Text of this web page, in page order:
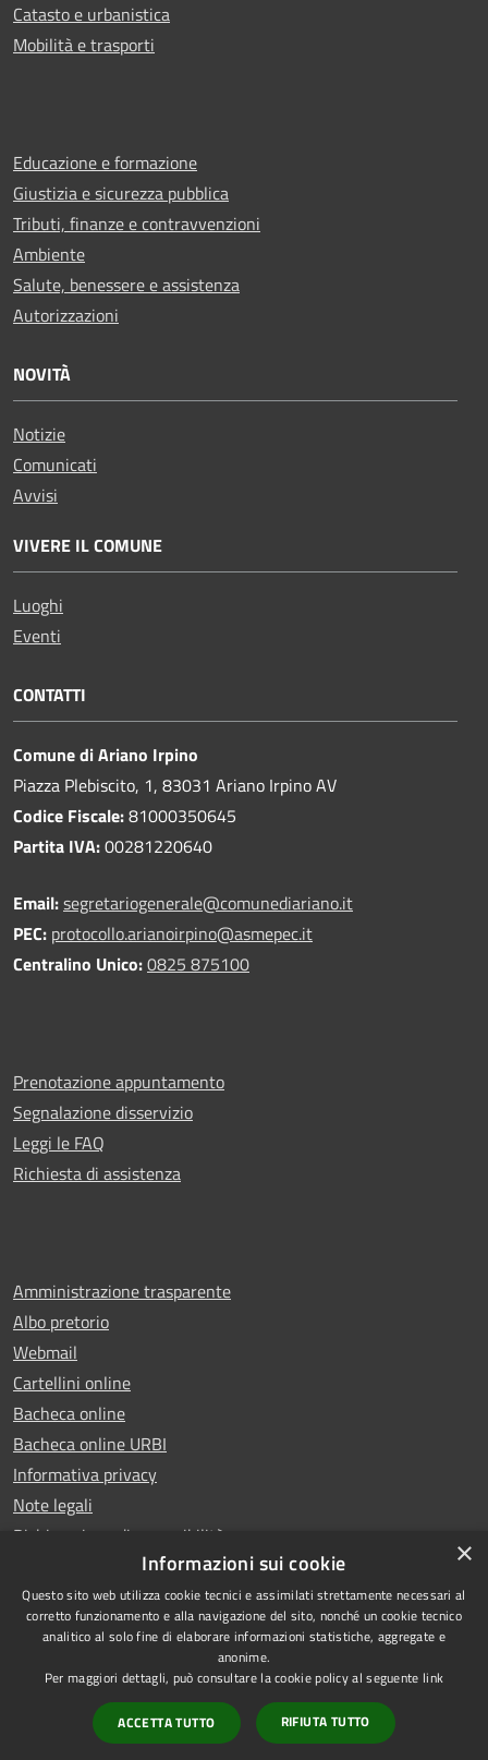
Catasto e urbanistica
Mobilità e trasporti
Educazione e formazione
Giustizia e sicurezza pubblica
Tributi, finanze e contravvenzioni
Ambiente
Salute, benessere e assistenza
Autorizzazioni
NOVITÀ
Notizie
Comunicati
Avvisi
VIVERE IL COMUNE
Luoghi
Eventi
CONTATTI
Comune di Ariano Irpino
Piazza Plebiscito, 1, 83031 Ariano Irpino AV
Codice Fiscale:81000350645
Partita IVA:00281220640
Email:segretariogenerale@comunediariano.it
PEC: protocollo.arianoirpino@asmepec.it
Centralino Unico:0825 875100
Prenotazione appuntamento
Segnalazione disservizio
Leggi le FAQ
Richiesta di assistenza
Amministrazione trasparente
Albo pretorio
Webmail
Cartellini online
Bacheca online
Bacheca online URBI
Informativa privacy
Note legali
Dichiarazione di accessibilità
RSS
Accessibilità
Copyright © 2025 Comune di
Ariano Irpino
Powered byMunicipium
Accesso redazione
×
Informazioni sui cookie
Questo sito web utilizza cookie tecnici e assimilati strettamente necessari al
corretto funzionamento e alla navigazione del sito, nonché un cookie tecnico
analitico al solo fine di elaborare informazioni statistiche, aggregate e
anonime.
Per maggiori dettagli, può consultare la cookie policy al seguente link
ACCETTA TUTTO RIFIUTA TUTTO